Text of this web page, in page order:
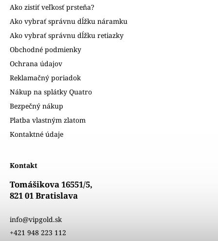
Ako zistiť veľkosť prsteňa?
Ako vybrať správnu dĺžku náramku
Ako vybrať správnu dĺžku retiazky
Obchodné podmienky
Ochrana údajov
Reklamačný poriadok
Nákup na splátky Quatro
Bezpečný nákup
Platba vlastným zlatom
Kontaktné údaje
Kontakt
Tomášikova 16551/5,
821 01 Bratislava
info@vipgold.sk
+421 948 223 112